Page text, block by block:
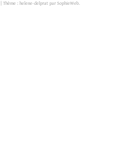
Thème : helene-delprat par SophieWeb.